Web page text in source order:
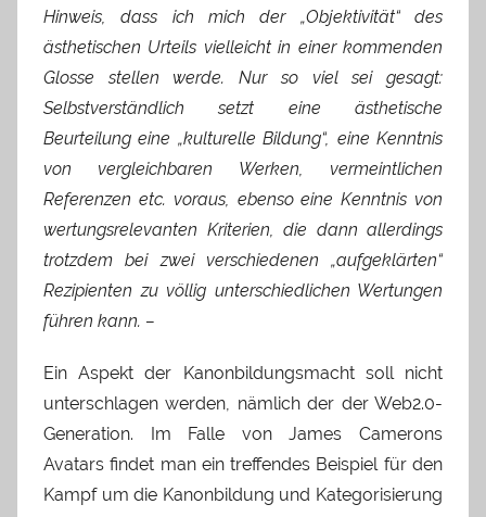
Hinweis, dass ich mich der „Objektivität“ des
ästhetischen Urteils vielleicht in einer kommenden
Glosse stellen werde. Nur so viel sei gesagt:
Selbstverständlich setzt eine ästhetische
Beurteilung eine „kulturelle Bildung“, eine Kenntnis
von vergleichbaren Werken, vermeintlichen
Referenzen etc. voraus, ebenso eine Kenntnis von
wertungsrelevanten Kriterien, die dann allerdings
trotzdem bei zwei verschiedenen „aufgeklärten“
Rezipienten zu völlig unterschiedlichen Wertungen
führen kann. –
Ein Aspekt der Kanonbildungsmacht soll nicht
unterschlagen werden, nämlich der der Web2.0-
Generation. Im Falle von James Camerons
Avatars findet man ein treffendes Beispiel für den
Kampf um die Kanonbildung und Kategorisierung